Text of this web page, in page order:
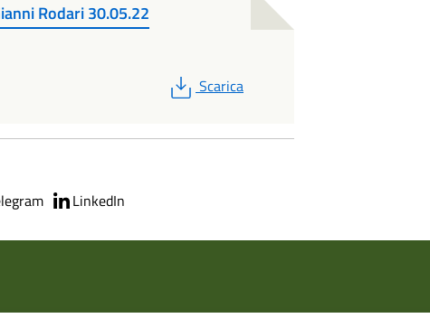
Rodari 30.05.22
PDF
Scarica
LinkedIn